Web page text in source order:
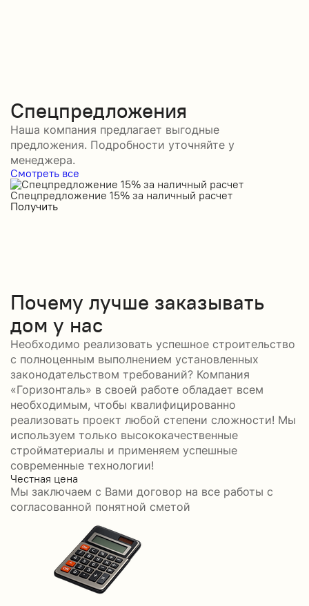
Спецпредложения
Наша компания предлагает выгодные
предложения. Подробности уточняйте у
менеджера.
Смотреть все
Спецпредложение 15% за наличный расчет
Получить
Почему лучше заказывать
дом у нас
Необходимо реализовать успешное строительство
с полноценным выполнением установленных
законодательством требований? Компания
«Горизонталь» в своей работе обладает всем
необходимым, чтобы квалифицированно
реализовать проект любой степени сложности! Мы
используем только высококачественные
стройматериалы и применяем успешные
современные технологии!
Честная цена
Мы заключаем с Вами договор на все работы с
согласованной понятной сметой